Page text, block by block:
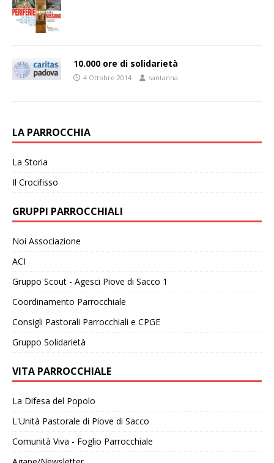
10.000 ore di solidarietà
4 Ottobre 2014 santanna
LA PARROCCHIA
La Storia
Il Crocifisso
GRUPPI PARROCCHIALI
Noi Associazione
ACI
Gruppo Scout - Agesci Piove di Sacco 1
Coordinamento Parrocchiale
Consigli Pastorali Parrocchiali e CPGE
Gruppo Solidarietà
VITA PARROCCHIALE
La Difesa del Popolo
L'Unità Pastorale di Piove di Sacco
Comunità Viva - Foglio Parrocchiale